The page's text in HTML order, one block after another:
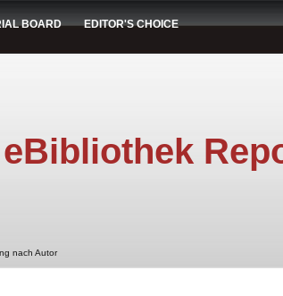
BOARD EDITOR'S CHOICE
eBibliothek
nach Autor